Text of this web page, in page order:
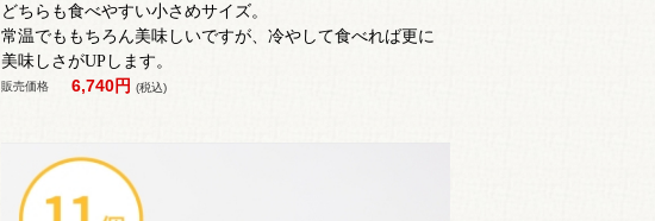
どちらも食べやすい小さめサイズ。
常温でももちろん美味しいですが、冷やして食べれば更に
美味しさがUPします。
販売価格 6,740円 (税込)